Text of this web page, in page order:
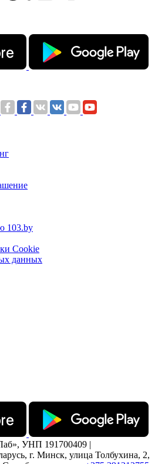
103.by
Cookie
данных
УНП 191700409 |
г. Минск, улица Толбухина, 2,